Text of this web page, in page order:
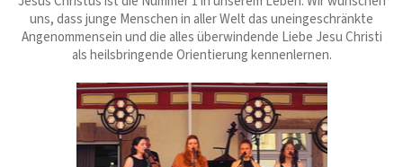
uns, dass junge Menschen in aller Welt das uneingeschränkte
Angenommensein und die alles überwindende Liebe Jesu Christi
als heilsbringende Orientierung kennenlernen.